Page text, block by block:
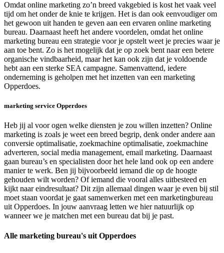
Omdat online marketing zo’n breed vakgebied is kost het vaak veel
tijd om het onder de knie te krijgen. Het is dan ook eenvoudiger om
het gewoon uit handen te geven aan een ervaren online marketing
bureau. Daarnaast heeft het andere voordelen, omdat het online
marketing bureau een strategie voor je opstelt weet je precies waar je
aan toe bent. Zo is het mogelijk dat je op zoek bent naar een betere
organische vindbaarheid, maar het kan ook zijn dat je voldoende
hebt aan een sterke SEA campagne. Samenvattend, iedere
onderneming is geholpen met het inzetten van een marketing
Opperdoes.
marketing service Opperdoes
Heb jij al voor ogen welke diensten je zou willen inzetten? Online
marketing is zoals je weet een breed begrip, denk onder andere aan
conversie optimalisatie, zoekmachine optimalisatie, zoekmachine
adverteren, social media management, email marketing. Daarnaast
gaan bureau’s en specialisten door het hele land ook op een andere
manier te werk. Ben jij bijvoorbeeld iemand die op de hoogte
gehouden wilt worden? Of iemand die vooral alles uitbesteed en
kijkt naar eindresultaat? Dit zijn allemaal dingen waar je even bij stil
moet staan voordat je gaat samenwerken met een marketingbureau
uit Opperdoes. In jouw aanvraag letten we hier natuurlijk op
wanneer we je matchen met een bureau dat bij je past.
Alle marketing bureau's uit Opperdoes